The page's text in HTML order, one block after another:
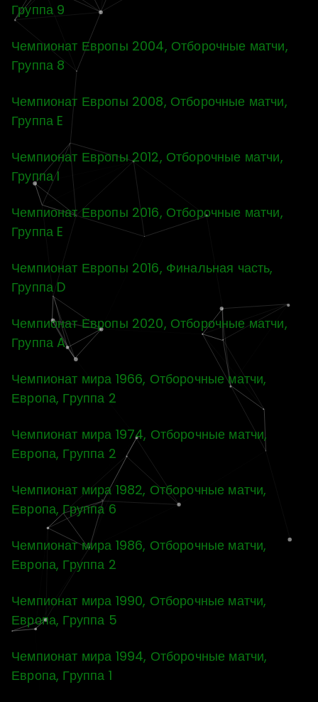
Группа 9
Чемпионат Европы 2004, Отборочные матчи,
Группа 8
Чемпионат Европы 2008, Отборочные матчи,
Группа E
Чемпионат Европы 2012, Отборочные матчи,
Группа I
Чемпионат Европы 2016, Отборочные матчи,
Группа E
Чемпионат Европы 2016, Финальная часть,
Группа D
Чемпионат Европы 2020, Отборочные матчи,
Группа A
Чемпионат мира 1966, Отборочные матчи,
Европа, Группа 2
Чемпионат мира 1974, Отборочные матчи,
Европа, Группа 2
Чемпионат мира 1982, Отборочные матчи,
Европа, Группа 6
Чемпионат мира 1986, Отборочные матчи,
Европа, Группа 2
Чемпионат мира 1990, Отборочные матчи,
Европа, Группа 5
Чемпионат мира 1994, Отборочные матчи,
Европа, Группа 1